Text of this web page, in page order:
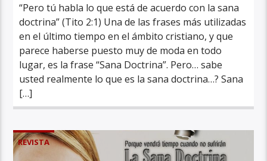
“Pero tú habla lo que está de acuerdo con la sana
doctrina” (Tito 2:1) Una de las frases más utilizadas
en el último tiempo en el ámbito cristiano, y que
parece haberse puesto muy de moda en todo
lugar, es la frase “Sana Doctrina”. Pero… sabe
usted realmente lo que es la sana doctrina…? Sana
[…]
REVISTA